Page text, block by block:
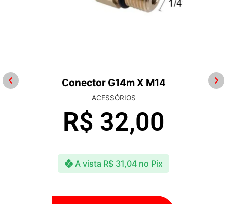
Conector G14m X M14
ACESSÓRIOS
R$ 32,00
A vista R$31,04 no Pix